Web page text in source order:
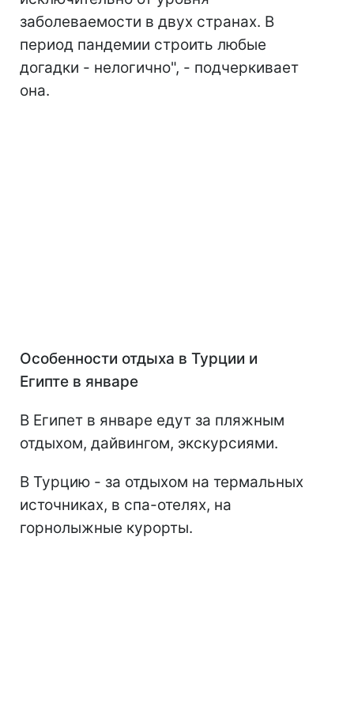
заболеваемости в двух странах. В
период пандемии строить любые
догадки - нелогично", - подчеркивает
она.
Особенности отдыха в Турции и
Египте в январе
В Египет в январе едут за пляжным
отдыхом, дайвингом, экскурсиями.
В Турцию - за отдыхом на термальных
источниках, в спа-отелях, на
горнолыжные курорты.